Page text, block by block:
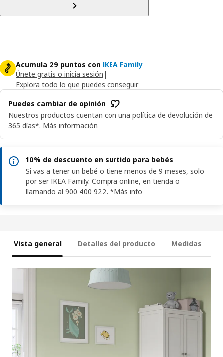
Acumula 29 puntos con IKEA Family
Únete gratis o inicia sesión |
Explora todo lo que puedes conseguir
Puedes cambiar de opinión
Nuestros productos cuentan con una política de devolución de
365 días*. Más información
10% de descuento en surtido para bebés
Si vas a tener un bebé o tiene menos de 9 meses, solo
por ser IKEA Family. Compra online, en tienda o
llamando al 900 400 922. *Más info
Vista general Detalles del producto Medidas